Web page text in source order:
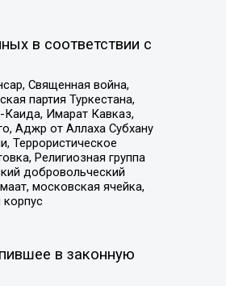
в соответствии с
Священная война,
партия Туркестана,
Имарат Кавказ,
Аджр от Аллаха Субхану
Террористическое
Религиозная группа
добровольческий
московская ячейка,
в законную